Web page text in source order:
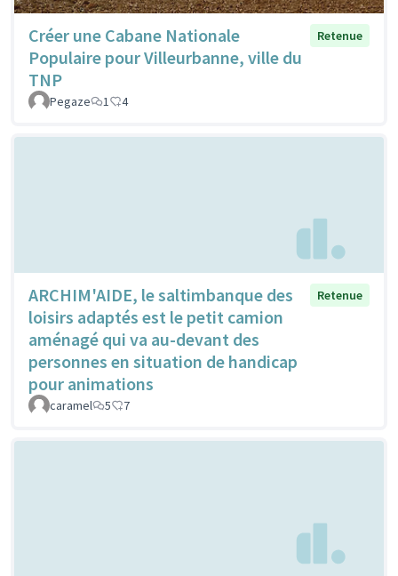
Créer une Cabane Nationale
Populaire pour Villeurbanne, ville du
TNP
Retenue
Pegaze 1 4
ARCHIM'AIDE, le saltimbanque des
loisirs adaptés est le petit camion
aménagé qui va au-devant des
personnes en situation de handicap
pour animations
Retenue
caramel 5 7